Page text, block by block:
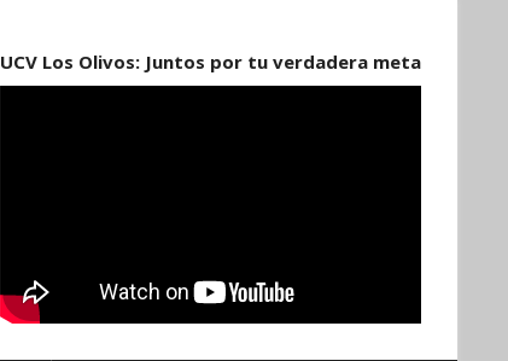
UCV Los Olivos: Juntos por tu verdadera meta